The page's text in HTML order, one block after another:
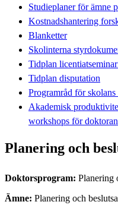
Studieplaner för ämne
Kostnadshantering
Blanketter
Skolinterna
Tidplan
Tidplan disputation
Programråd för
Akademisk
workshops för
Planering och
Doktorsprogram: Planering
Ämne: Planering och